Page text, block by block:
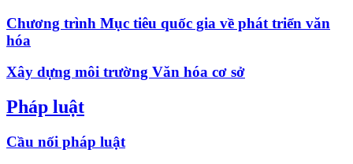
Chương trình Mục tiêu quốc gia về phát triển văn
hóa
Xây dựng môi trường Văn hóa cơ sở
Pháp luật
Cầu nối pháp luật